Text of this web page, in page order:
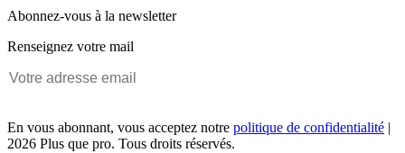
Abonnez-vous à la newsletter
Renseignez votre mail
En vous abonnant, vous acceptez notre politique de confidentialité |
2026 Plus que pro. Tous droits réservés.